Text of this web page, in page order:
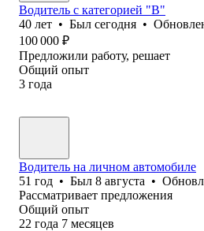
Водитель с категорией "В"
40 лет • Был сегодня •
100 000 ₽
Предложили работу, решает
Общий опыт
3 года
Водитель на личном автомобиле
51 год • Был 8 августа •
Рассматривает предложения
Общий опыт
22 года 7 месяцев